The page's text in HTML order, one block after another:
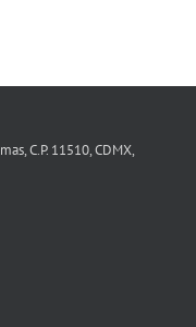
C.P. 11510, CDMX,